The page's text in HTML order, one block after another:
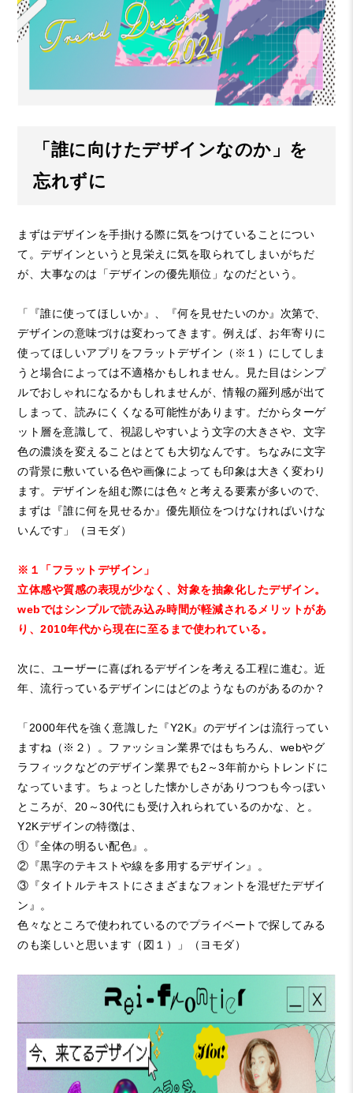
「誰に向けたデザインなのか」を
忘れずに
まずはデザインを手掛ける際に気をつけていることについ
て。デザインというと見栄えに気を取られてしまいがちだ
が、大事なのは「デザインの優先順位」なのだという。
「『誰に使ってほしいか』、『何を見せたいのか』次第で、
デザインの意味づけは変わってきます。例えば、お年寄りに
使ってほしいアプリをフラットデザイン（ ※ １）にしてしま
うと場合によっては不適格かもしれません。見た目はシンプ
ルでおしゃれになるかもしれませんが、情報の羅列感が出て
しまって、読みにくくなる可能性があります。だからターゲ
ット層を意識して、視認しやすいよう文字の大きさや、文字
色の濃淡を変えることはとても大切なんです。ちなみに文字
の背景に敷いている色や画像によっても印象は大きく変わり
ます。デザインを組む際には色々と考える要素が多いので、
まずは『誰に何を見せるか』優先順位をつけなければいけな
いんです」（ヨモダ）
※ １「フラットデザイン」
立体感や質感の表現が少なく、対象を抽象化したデザイン。
webではシンプルで読み込み時間が軽減されるメリットがあ
り、2010年代から現在に至るまで使われている。
次に、ユーザーに喜ばれるデザインを考える工程に進む。近
年、流行っているデザインにはどのようなものがあるのか？
「2000年代を強く意識した『Y2K』のデザインは流行ってい
ますね（ ※ ２）。ファッション業界ではもちろん、 webやグ
ラフィックなどのデザイン業界でも2 ～3年前からトレンドに
なっています。ちょっとした懐かしさがありつつも今っぽい
ところが、 20 ～30代にも受け入れられているのかな、と。
Y2Kデザインの特徴は、
①『全体の明るい配色』。
②『黒字のテキストや線を多用するデザイン』。
③『タイトルテキストにさまざまなフォントを混ぜたデザイ
ン』。
色々なところで使われているのでプライベートで探してみる
のも楽しいと思います（図１）」（ヨモダ）